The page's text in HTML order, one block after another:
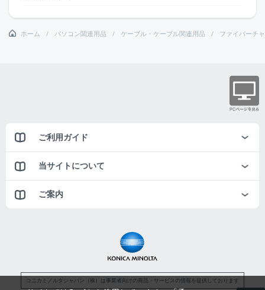
ホーム パソコン関連用品 ケーブル・ケーブル関連用品 ファイバーチ
ご利用ガイド
当サイトについて
ご案内
コニカミノルタジャパン（株）は事業者向けの商品・サービスの情報を提供しております